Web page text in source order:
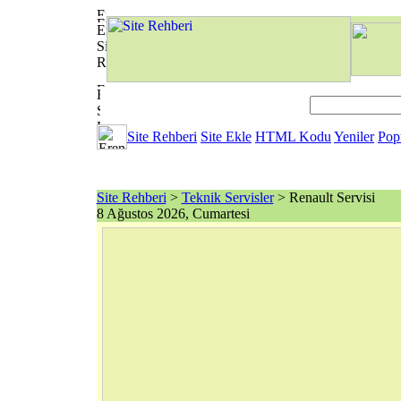
Site Rehberi Site Ekle HTML Kodu Yeniler
Site Rehberi > Teknik Servisler> Renault Servisi
8 Ağustos 2026, Cumartesi